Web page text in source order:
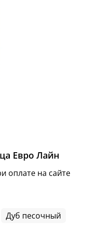
Евро Лайн
оплате на сайте
Дуб песочный